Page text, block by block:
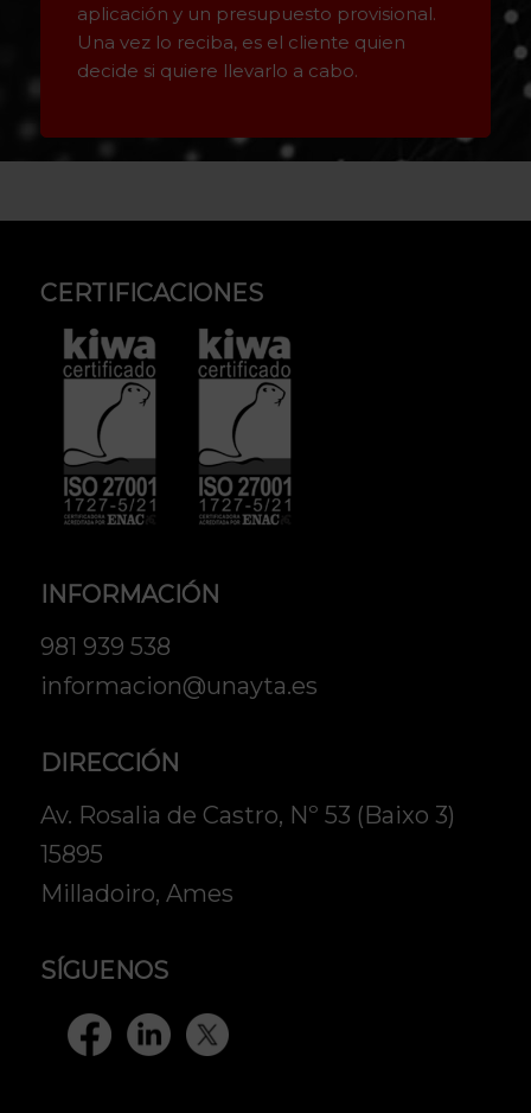
aplicación y un presupuesto provisional.
Una vez lo reciba, es el cliente quien
decide si quiere llevarlo a cabo.
CERTIFICACIONES
INFORMACIÓN
981 939 538
informacion@unayta.es
DIRECCIÓN
Av. Rosalia de Castro, Nº 53 (Baixo 3)
15895
Milladoiro, Ames
SÍGUENOS